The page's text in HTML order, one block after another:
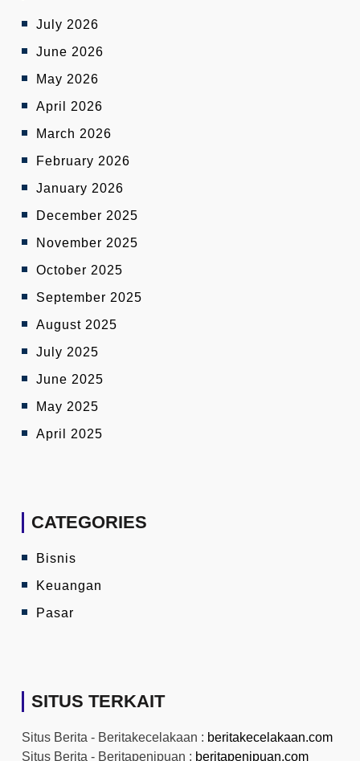
July 2026
June 2026
May 2026
April 2026
March 2026
February 2026
January 2026
December 2025
November 2025
October 2025
September 2025
August 2025
July 2025
June 2025
May 2025
April 2025
CATEGORIES
Bisnis
Keuangan
Pasar
SITUS TERKAIT
Situs Berita - Beritakecelakaan : beritakecelakaan.com
Situs Berita - Beritapenipuan : beritapenipuan.com